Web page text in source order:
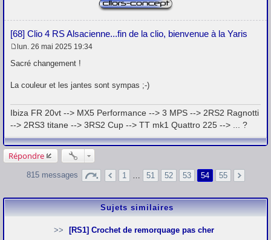
[68] Clio 4 RS Alsacienne...fin de la clio, bienvenue à la Yaris
e
a
e
lun. 26 mai 2025 19:34
Sacré changement !
La couleur et les jantes sont sympas ;-)
Ibiza FR 20vt --> MX5 Performance --> 3 MPS --> 2RS2 Ragnotti
--> 2RS3 titane --> 3RS2 Cup --> TT mk1 Quattro 225 --> ... ?
Répondre
815 messages 1 … 51 52 53 54 55
Sujets similaires
[RS1] Crochet de remorquage pas cher